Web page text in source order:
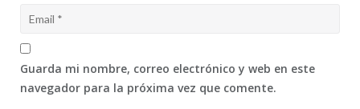
Guarda mi nombre, correo electrónico y web en este
navegador para la próxima vez que comente.